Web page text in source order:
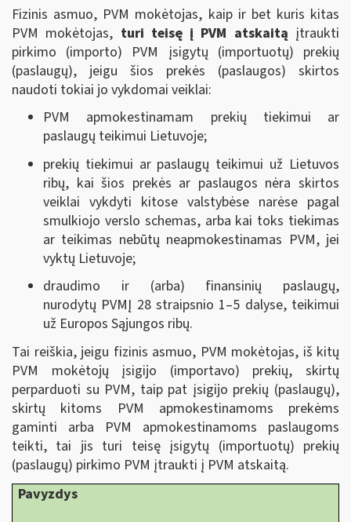
Fizinis asmuo, PVM mokėtojas, kaip ir bet kuris kitas
PVM mokėtojas, turi teisę į PVM atskaitą įtraukti
pirkimo (importo) PVM įsigytų (importuotų) prekių
(paslaugų), jeigu šios prekės (paslaugos) skirtos
naudoti tokiai jo vykdomai veiklai:
PVM apmokestinamam prekių tiekimui ar
paslaugų teikimui Lietuvoje;
prekių tiekimui ar paslaugų teikimui už Lietuvos
ribų, kai šios prekės ar paslaugos nėra skirtos
veiklai vykdyti kitose valstybėse narėse pagal
smulkiojo verslo schemas, arba kai toks tiekimas
ar teikimas nebūtų neapmokestinamas PVM, jei
vyktų Lietuvoje;
draudimo ir (arba) finansinių paslaugų,
nurodytų PVMĮ 28 straipsnio 1–5 dalyse, teikimui
už Europos Sąjungos ribų.
Tai reiškia, jeigu fizinis asmuo, PVM mokėtojas, iš kitų
PVM mokėtojų įsigijo (importavo) prekių, skirtų
perparduoti su PVM, taip pat įsigijo prekių (paslaugų),
skirtų kitoms PVM apmokestinamoms prekėms
gaminti arba PVM apmokestinamoms paslaugoms
teikti, tai jis turi teisę įsigytų (importuotų) prekių
(paslaugų) pirkimo PVM įtraukti į PVM atskaitą.
Pavyzdys